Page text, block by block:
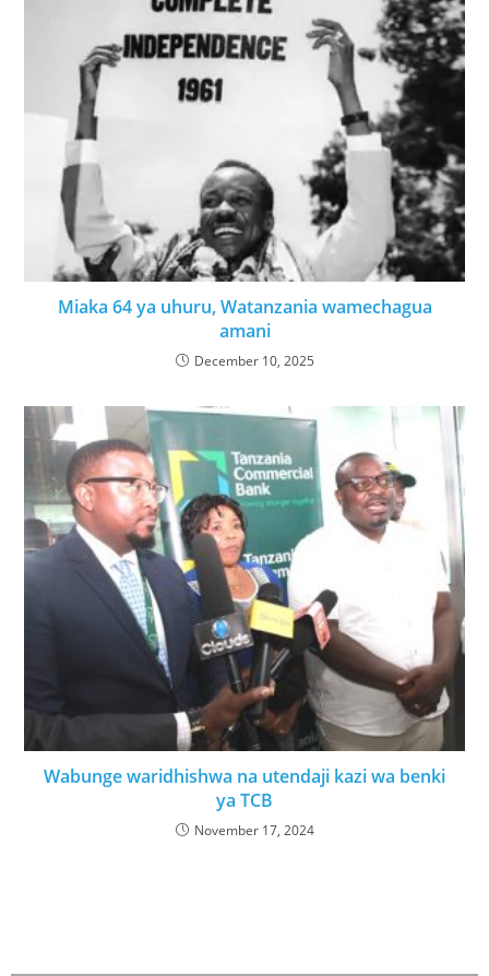
Miaka 64 ya uhuru, Watanzania wamechagua
amani
December 10, 2025
Wabunge waridhishwa na utendaji kazi wa benki
ya TCB
November 17, 2024